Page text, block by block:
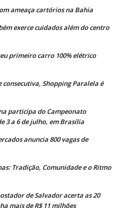
ameaça cartórios na Bahia
exerce cuidados além do centro
primeiro carro 100% elétrico
consecutiva, Shopping Paralela é
participa do Campeonato
3 a 6 de julho, em Brasília
anuncia 800 vagas de
Tradição, Comunidade e o Ritmo
de Salvador acerta as 20
mais de R$ 11 milhões